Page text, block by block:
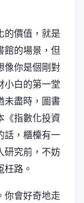
的價值，就是
館的場景，但
像你是個剛對
小白的第一堂
未盡時，圖書
《指數化投資
話，櫃檯有一
研究前，不妨
路。
你會好奇地走